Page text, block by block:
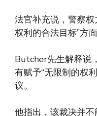
法官补充说，警察
权利的合法目标”方面
Butcher先生解释说
有赋予“无限制的权
议。
他指出，该裁决并